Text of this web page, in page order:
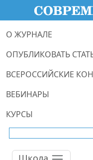
О ЖУРНАЛЕ
ОПУБЛИКОВАТЬ
ВСЕРОССИЙСКИЕ
ВЕБИНАРЫ
КУРСЫ